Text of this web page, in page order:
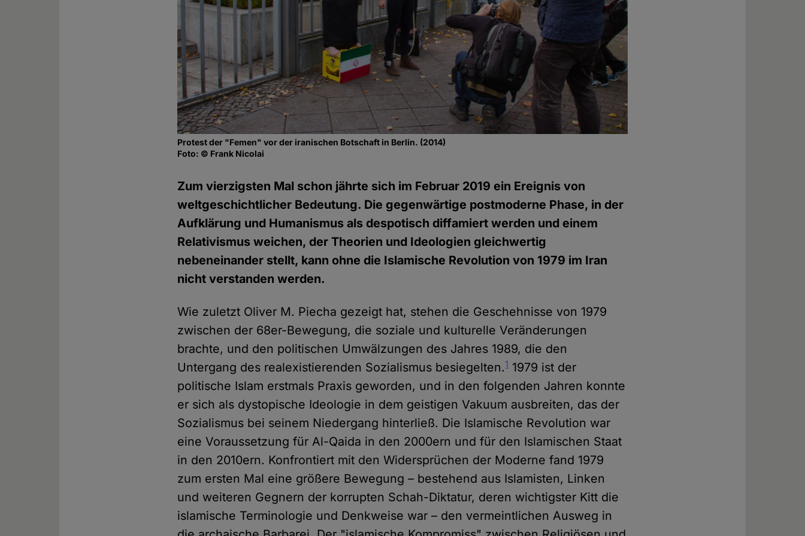
Protest der "Femen" vor der iranischen Botschaft in Berlin. (2014)
Foto: © Frank Nicolai
Zum vierzigsten Mal schon jährte sich im Februar 2019 ein Ereignis von
weltgeschichtlicher Bedeutung. Die gegenwärtige postmoderne Phase, in der
Aufklärung und Humanismus als despotisch diffamiert werden und einem
Relativismus weichen, der Theorien und Ideologien gleichwertig
nebeneinander stellt, kann ohne die Islamische Revolution von 1979 im Iran
nicht verstanden werden.
Wie zuletzt Oliver M. Piecha gezeigt hat, stehen die Geschehnisse von 1979
zwischen der 68er-Bewegung, die soziale und kulturelle Veränderungen
brachte, und den politischen Umwälzungen des Jahres 1989, die den
Untergang des realexistierenden Sozialismus besiegelten.11979 ist der
politische Islam erstmals Praxis geworden, und in den folgenden Jahren konnte
er sich als dystopische Ideologie in dem geistigen Vakuum ausbreiten, das der
Sozialismus bei seinem Niedergang hinterließ. Die Islamische Revolution war
eine Voraussetzung für Al-Qaida in den 2000ern und für den Islamischen Staat
in den 2010ern. Konfrontiert mit den Widersprüchen der Moderne fand 1979
zum ersten Mal eine größere Bewegung – bestehend aus Islamisten, Linken
und weiteren Gegnern der korrupten Schah-Diktatur, deren wichtigster Kitt die
islamische Terminologie und Denkweise war – den vermeintlichen Ausweg in